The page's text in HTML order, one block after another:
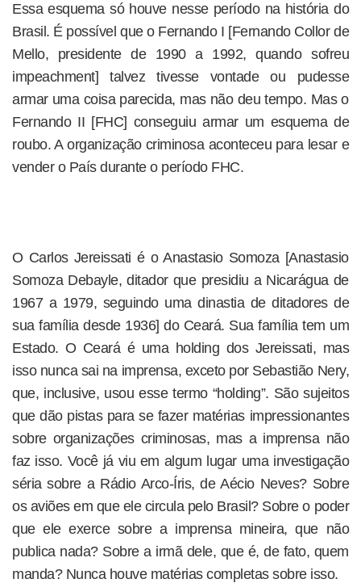
Essa esquema só houve nesse período na história do
Brasil. É possível que o Fernando I [Fernando Collor de
Mello, presidente de 1990 a 1992, quando sofreu
impeachment] talvez tivesse vontade ou pudesse
armar uma coisa parecida, mas não deu tempo. Mas o
Fernando II [FHC] conseguiu armar um esquema de
roubo. A organização criminosa aconteceu para lesar e
vender o País durante o período FHC.
O Carlos Jereissati é o Anas­tasio Somoza [Anastasio
Somoza Debayle, ditador que presidiu a Nicarágua de
1967 a 1979, seguindo uma dinastia de ditadores de
sua família desde 1936] do Ceará. Sua família tem um
Estado. O Ceará é uma holding dos Jereissati, mas
isso nunca sai na imprensa, exceto por Sebastião Nery,
que, inclusive, usou esse termo “holding”. São sujeitos
que dão pistas para se fazer matérias impressionantes
sobre organizações criminosas, mas a imprensa não
faz isso. Você já viu em algum lugar uma investigação
séria sobre a Rádio Arco-Íris, de Aécio Neves? Sobre
os aviões em que ele circula pelo Brasil? Sobre o poder
que ele exerce sobre a imprensa mineira, que não
publica nada? Sobre a irmã dele, que é, de fato, quem
manda? Nunca houve matérias completas sobre isso.